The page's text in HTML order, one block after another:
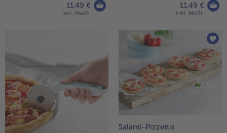
11,49 €
inkl. MwSt.
11,49 €
inkl. MwSt.
Salami-Pizzettis